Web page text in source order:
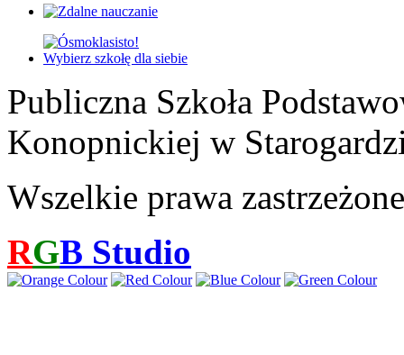
Publiczna Szkoła
Konopnickiej w
Wszelkie prawa zastrzeżone
RGB Studio